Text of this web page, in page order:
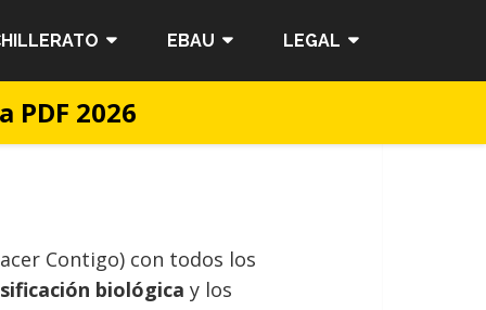
EBAU LEGAL
PDF 2026
Contigo) con todos los
biológica y los